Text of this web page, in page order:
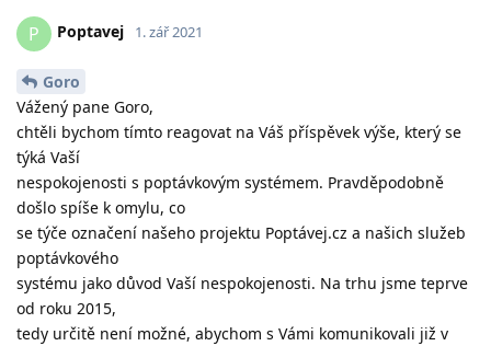
P Poptavej 1. zář 2021
Goro
Vážený pane Goro,
chtěli bychom tímto reagovat na Váš příspěvek výše, který se
týká Vaší
nespokojenosti s poptávkovým systémem. Pravděpodobně
došlo spíše k omylu, co
se týče označení našeho projektu Poptávej.cz a našich služeb
poptávkového
systému jako důvod Vaší nespokojenosti. Na trhu jsme teprve
od roku 2015,
tedy určitě není možné, abychom s Vámi komunikovali již v